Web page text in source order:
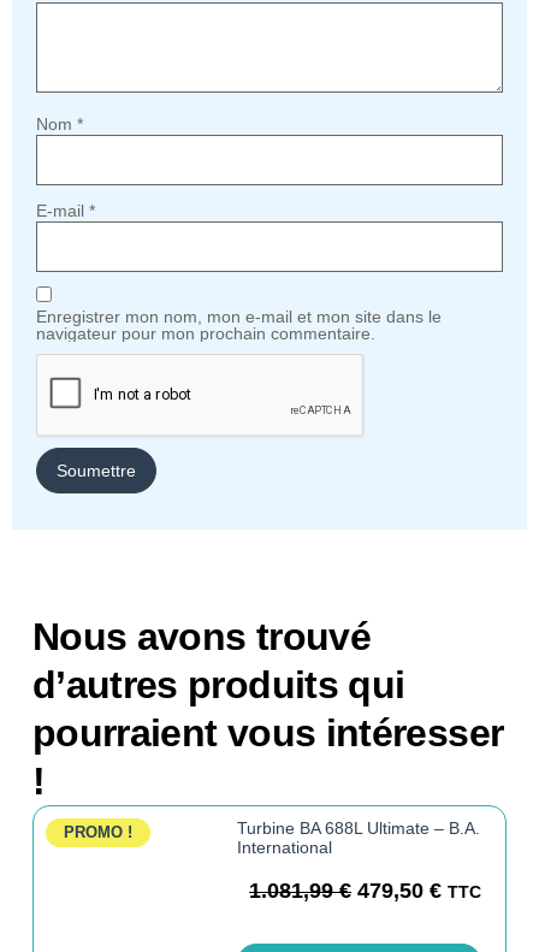
Nom *
E-mail *
Enregistrer mon nom, mon e-mail et mon site dans le
navigateur pour mon prochain commentaire.
Nous avons trouvé
d’autres produits qui
pourraient vous intéresser
!
PROMO !
Turbine BA 688L Ultimate – B.A.
International
1.081,99€ 479,50€ TTC